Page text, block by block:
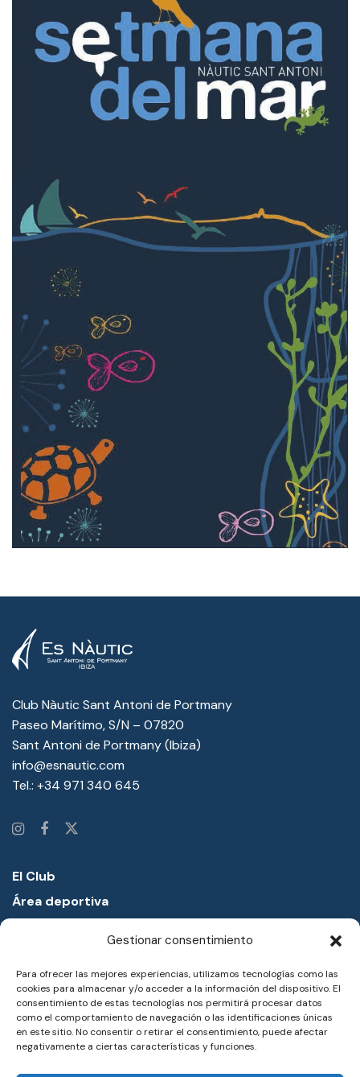
Gestionar consentimiento
Para ofrecer las mejores experiencias, utilizamos tecnologías como las
cookies para almacenar y/o acceder a la información del dispositivo. El
consentimiento de estas tecnologías nos permitirá procesar datos
como el comportamiento de navegación o las identificaciones únicas
en este sitio. No consentir o retirar el consentimiento, puede afectar
negativamente a ciertas características y funciones.
Club Nàutic Sant Antoni de Portmany
Paseo Marítimo, S/N – 07820
Sant Antoni de Portmany (Ibiza)
info@esnautic.com
Tel.: +34 971 340 645
El Club
Área deportiva
Entorno
Noticias
Notas de prensa
Trabaja con nosotros